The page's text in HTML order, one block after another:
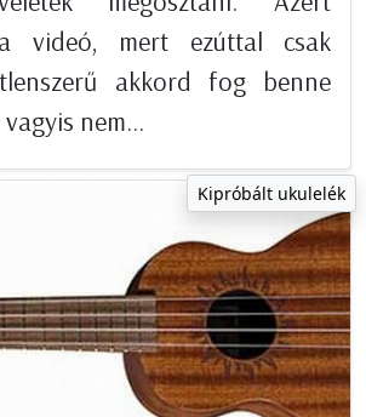
videó, mert ezúttal csak
akkord fog benne
nem...
Kipróbált ukulelék